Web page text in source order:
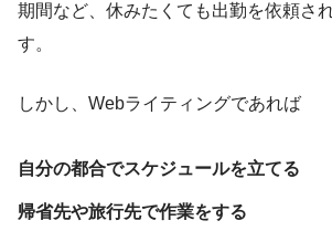
期間など、休みたくても出勤を依頼さ
す。
しかし、Webライティングであれば
自分の都合でスケジュールを立てる
帰省先や旅行先で作業をする